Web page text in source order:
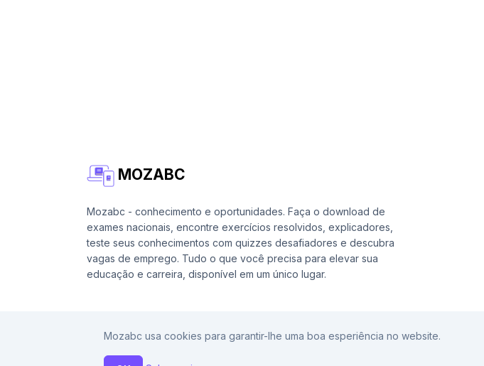
MOZABC
Mozabc - conhecimento e oportunidades. Faça o download de
exames nacionais, encontre exercícios resolvidos, explicadores,
teste seus conhecimentos com quizzes desafiadores e descubra
vagas de emprego. Tudo o que você precisa para elevar sua
educação e carreira, disponível em um único lugar.
Mozabc usa cookies para garantir-lhe uma boa esperiência no website.